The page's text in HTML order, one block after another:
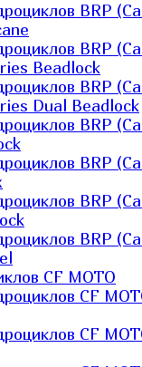
BRP
BRP
Beadlock
BRP
Dual Beadlock
BRP
BRP
BRP
BRP
CF MOTO
CF
CF